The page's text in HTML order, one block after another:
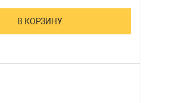
В КОРЗИНУ